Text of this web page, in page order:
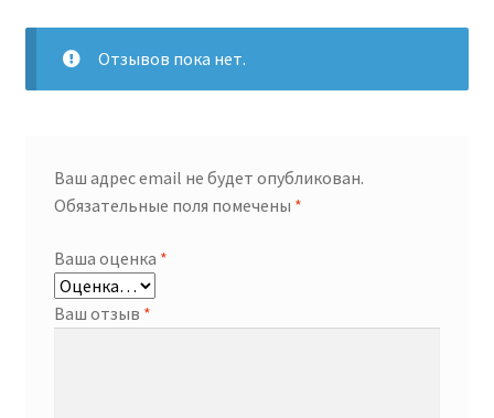
Отзывов пока нет.
Ваш адрес email не будет опубликован.
Обязательные поля помечены *
Ваша оценка *
Ваш отзыв *